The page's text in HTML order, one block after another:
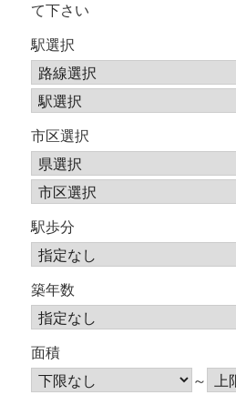
ン
て下さい
駅選択
市区選択
駅歩分
築年数
面積
～